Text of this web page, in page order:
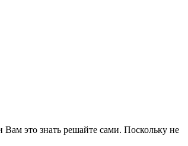
это знать решайте сами. Поскольку не